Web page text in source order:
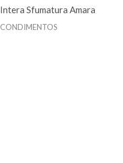
Intera Sfumatura Amara
CONDIMENTOS